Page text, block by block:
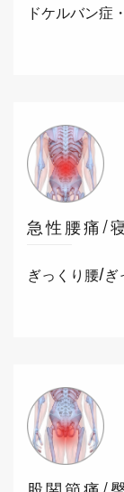
ドケルバン症
急性腰痛/
ぎっくり腰/